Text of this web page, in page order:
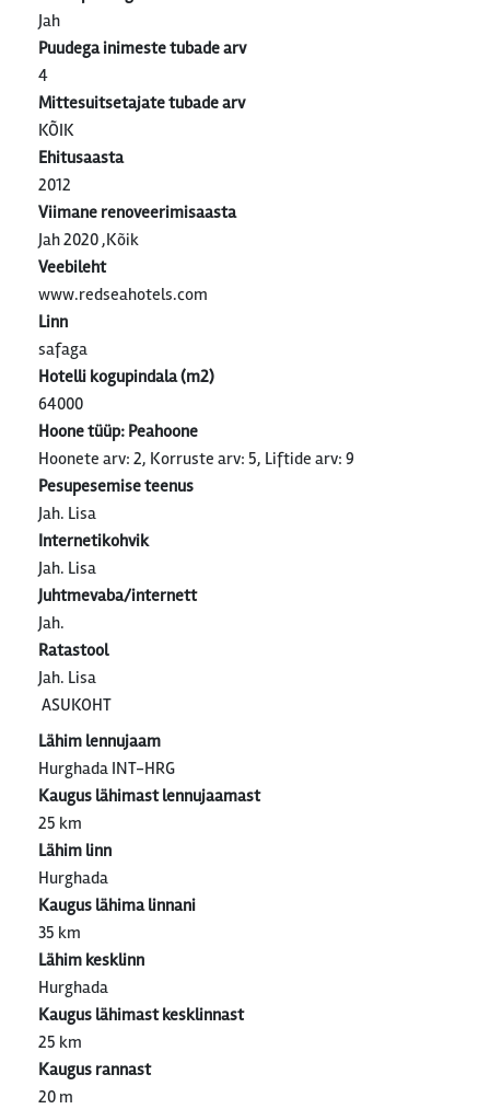
Jah
Puudega inimeste tubade arv
4
Mittesuitsetajate tubade arv
KÕIK
Ehitusaasta
2012
Viimane renoveerimisaasta
Jah 2020 ,Kõik
Veebileht
www.redseahotels.com
Linn
safaga
Hotelli kogupindala (m2)
64000
Hoone tüüp: Peahoone
Hoonete arv: 2, Korruste arv: 5, Liftide arv: 9
Pesupesemise teenus
Jah. Lisa
Internetikohvik
Jah. Lisa
Juhtmevaba/internett
Jah.
Ratastool
Jah. Lisa
ASUKOHT
Lähim lennujaam
Hurghada INT-HRG
Kaugus lähimast lennujaamast
25 km
Lähim linn
Hurghada
Kaugus lähima linnani
35 km
Lähim kesklinn
Hurghada
Kaugus lähimast kesklinnast
25 km
Kaugus rannast
20 m